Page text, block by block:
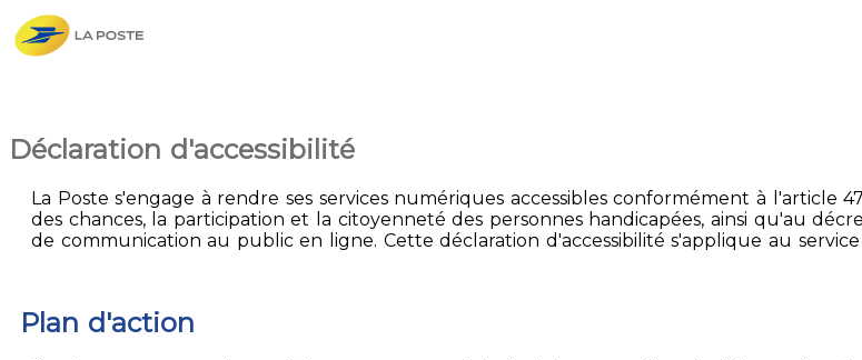
Déclaration d'accessibilité
La Poste s'engage à rendre ses services numériques accessibles conformément à l'article
des chances, la participation et la citoyenneté des personnes handicapées, ainsi qu'au
de communication au public en ligne. Cette déclaration d'accessibilité s'applique au
Plan d'action